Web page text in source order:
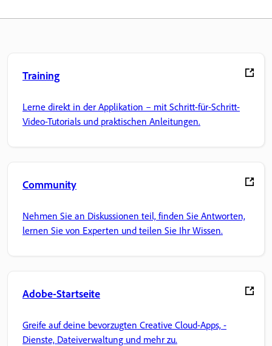
Training
Lerne direkt in der Applikation – mit Schritt-für-Schritt-
Video-Tutorials und praktischen Anleitungen.
Community
Nehmen Sie an Diskussionen teil, finden Sie Antworten,
lernen Sie von Experten und teilen Sie Ihr Wissen.
Adobe-Startseite
Greife auf deine bevorzugten Creative Cloud-Apps, -
Dienste, Dateiverwaltung und mehr zu.